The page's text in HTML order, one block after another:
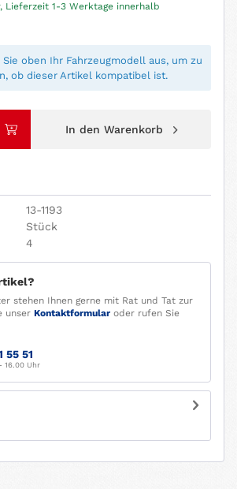
Lieferzeit 1-3 Werktage innerhalb
Sie oben Ihr Fahrzeugmodell aus, um zu
ob dieser Artikel kompatibel ist.
In den Warenkorb
13-1193
Stück
4
stehen Ihnen gerne mit Rat und Tat zur
unser Kontaktformular oder rufen Sie
55 51
16.00 Uhr